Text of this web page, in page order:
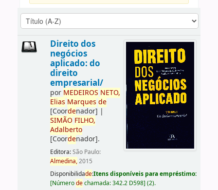
Direito dos
negócios
aplicado: do
direito
empresarial/
por MEDEIROS NETO,
Elias Marques de
[Coordenador] |
SIMÃO FILHO,
Adalberto
[Coordenador].
Editora:São Paulo:
Almedina,2015
Disponibilidade:Itens disponíveis para empréstimo:
[Númerodechamada:342.2 D598] (2).